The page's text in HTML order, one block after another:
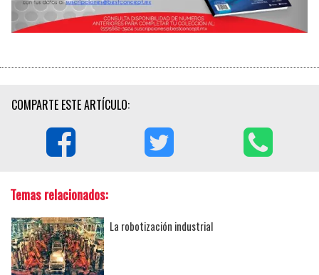
COMPARTE ESTE ARTÍCULO:
Temas relacionados:
La robotización industrial